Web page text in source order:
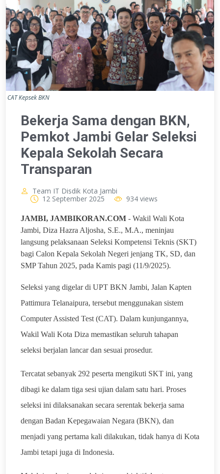
CAT Kepsek BKN
Bekerja Sama dengan BKN,
Pemkot Jambi Gelar Seleksi
Kepala Sekolah Secara
Transparan
Team IT Disdik Kota Jambi
12 September 2025
934 views
JAMBI, JAMBIKORAN.COM - Wakil Wali Kota
Jambi, Diza Hazra Aljosha, S.E., M.A., meninjau
langsung pelaksanaan Seleksi Kompetensi Teknis (SKT)
bagi Calon Kepala Sekolah Negeri jenjang TK, SD, dan
SMP Tahun 2025, pada Kamis pagi (11/9/2025).
Seleksi yang digelar di UPT BKN Jambi, Jalan Kapten
Pattimura Telanaipura, tersebut menggunakan sistem
Computer Assisted Test (CAT). Dalam kunjungannya,
Wakil Wali Kota Diza memastikan seluruh tahapan
seleksi berjalan lancar dan sesuai prosedur.
Tercatat sebanyak 292 peserta mengikuti SKT ini, yang
dibagi ke dalam tiga sesi ujian dalam satu hari. Proses
seleksi ini dilaksanakan secara serentak bekerja sama
dengan Badan Kepegawaian Negara (BKN), dan
menjadi yang pertama kali dilakukan, tidak hanya di Kota
Jambi tetapi juga di Indonesia.